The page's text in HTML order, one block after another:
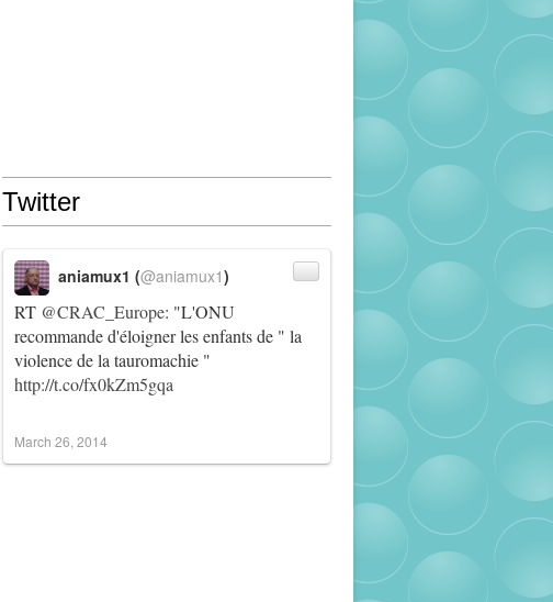
Twitter
RT @CRAC_Europe: "L'ONU
recommande d'éloigner les enfants de " la
violence de la tauromachie "
http://t.co/fx0kZm5gqa
aniamux1 (@aniamux1)
March 26, 2014